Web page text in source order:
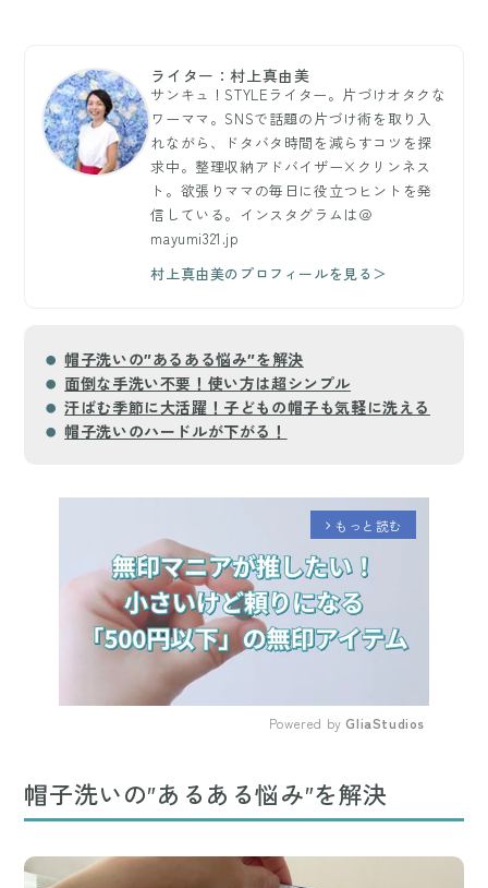
ライター：村上真由美
サンキュ！STYLEライター。片づけオタクな
ワーママ。SNSで話題の片づけ術を取り入
れながら、ドタバタ時間を減らすコツを探
求中。整理収納アドバイザー×クリンネス
ト。欲張りママの毎日に役立つヒントを発
信している。インスタグラムは＠
mayumi321.jp
村上真由美のプロフィールを見る＞
帽子洗いの″あるある悩み″を解決
面倒な手洗い不要！使い方は超シンプル
汗ばむ季節に大活躍！子どもの帽子も気軽に洗える
帽子洗いのハードルが下がる！
arrow_forward_ios もっと読む
Powered by GliaStudios
帽子洗いの″あるある悩み″を解決